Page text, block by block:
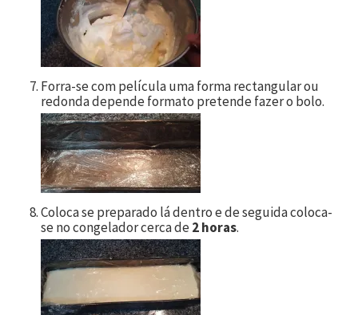
Forra-se com película uma forma rectangular ou
redonda depende formato pretende fazer o bolo.
Coloca se preparado lá dentro e de seguida coloca-
se no congelador cerca de2 horas.